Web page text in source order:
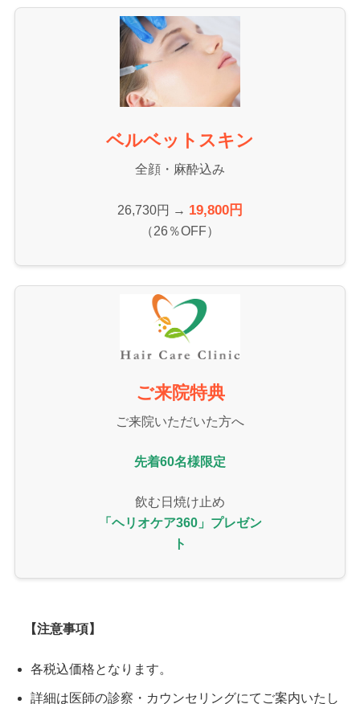
ベルベットスキン
全顔・麻酔込み
26,730円 → 19,800円
（26％OFF）
ご来院特典
ご来院いただいた方へ
先着60名様限定
飲む日焼け止め
「ヘリオケア360」プレゼン
ト
【注意事項】
各税込価格となります。
詳細は医師の診察・カウンセリングにてご案内いたし